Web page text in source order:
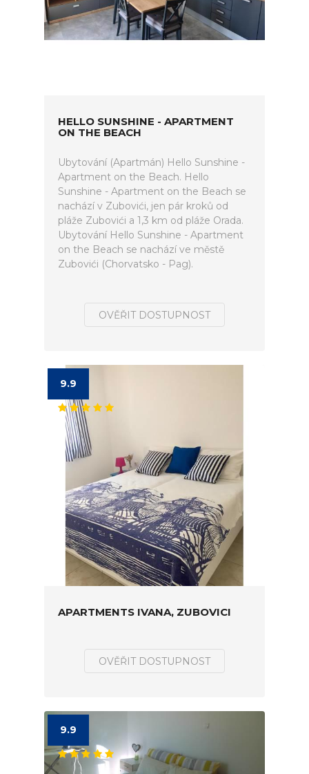
HELLO SUNSHINE - APARTMENT
ON THE BEACH
Ubytování (Apartmán) Hello Sunshine -
Apartment on the Beach. Hello
Sunshine - Apartment on the Beach se
nachází v Zubovići, jen pár kroků od
pláže Zubovići a 1,3 km od pláže Orada.
Ubytování Hello Sunshine - Apartment
on the Beach se nachází ve městě
Zubovići (Chorvatsko - Pag).
OVĚŘIT DOSTUPNOST
9.9
APARTMENTS IVANA, ZUBOVICI
OVĚŘIT DOSTUPNOST
9.9